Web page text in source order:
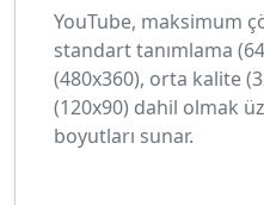
YouTube, maksimum
standart tanımlama
(480x360), orta kalite
(120x90) dahil olmak
boyutları sunar.